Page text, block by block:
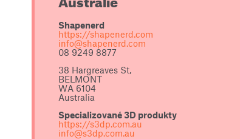
Shapenerd
https://shapenerd.com
info@shapenerd.com
08 9249 8877
38 Hargreaves St,
BELMONT
WA 6104
Australia
Specializované 3D produkty
https://s3dp.com.au
info@s3dp.com.au